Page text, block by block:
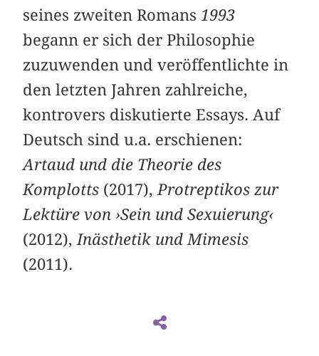
seines zweiten Romans 1993
begann er sich der Philosophie
zuzuwenden und veröffentlichte in
den letzten Jahren zahlreiche,
kontrovers diskutierte Essays. Auf
Deutsch sind u.a. erschienen:
Artaud und die Theorie des
Komplotts (2017), Protreptikos zur
Lektüre von ›Sein und Sexuierung‹
(2012), Inästhetik und Mimesis
(2011). ­